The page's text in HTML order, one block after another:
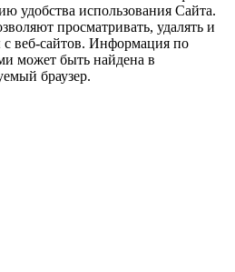
удобства использования Сайта.
просматривать, удалять и
веб-сайтов. Информация по
может быть найдена в
браузер.